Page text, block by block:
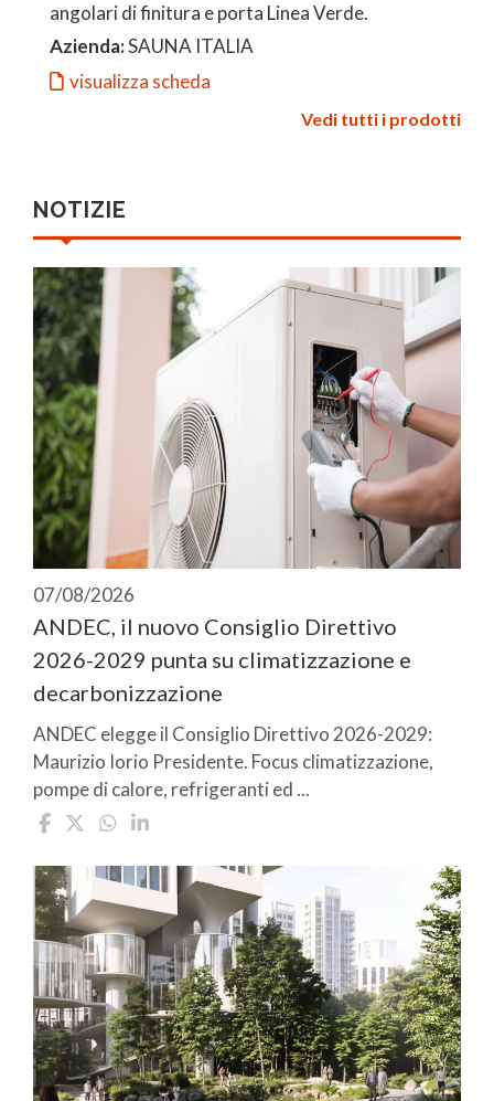
angolari di finitura e porta Linea Verde.
Azienda:SAUNA ITALIA
visualizza scheda
Vedi tutti i prodotti
NOTIZIE
07/08/2026
ANDEC, il nuovo Consiglio Direttivo
2026-2029 punta su climatizzazione e
decarbonizzazione
ANDEC elegge il Consiglio Direttivo 2026-2029:
Maurizio Iorio Presidente. Focus climatizzazione,
pompe di calore, refrigeranti ed ...